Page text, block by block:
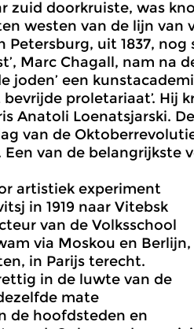
zuid doorkruiste, was
westen van de lijn van
uit 1837, nog
Marc Chagall, nam na
joden’ een
proletariaat’. Hij
Anatoli Loenatsjarski.
van de
van de belangrijkste
artistiek experiment
in 1919 naar Vitebsk
van de Volksschool
via Moskou en Berlijn,
in Parijs terecht.
in de luwte van de
mate
de hoofdsteden en